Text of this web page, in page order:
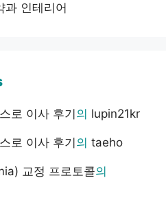
과 인테리어
로 이사 후기 의 lupin21kr
로 이사 후기 의 taeho
교정 프로토콜의